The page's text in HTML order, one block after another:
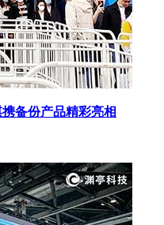
备份产品精彩亮相